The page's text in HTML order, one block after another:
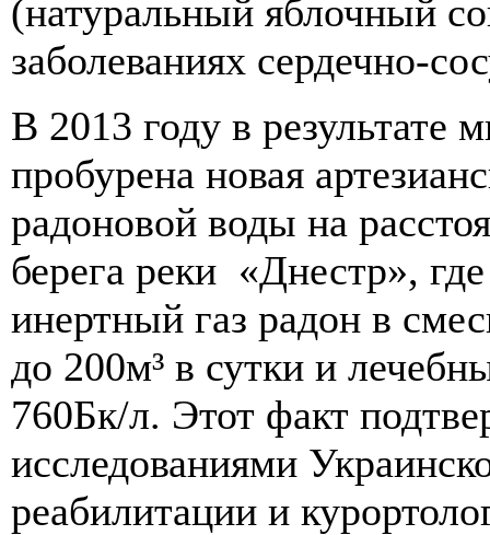
(натуральный яблочный
заболеваниях сердечно-
В 2013 году в результате
пробурена новая
радоновой воды на
берега реки «Днестр»,
инертный газ радон в
до 200м³ в сутки и
760Бк/л. Этот факт
исследованиями
реабилитации и